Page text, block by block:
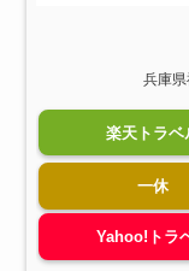
兵庫
楽天トラベ
一休
Yahoo!トラ